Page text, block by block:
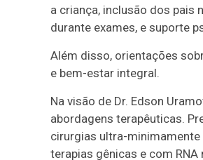
a criança, inclusão dos pais
durante exames, e suporte
Além disso, orientações
e bem-estar integral.
Na visão de Dr. Edson
abordagens terapêuticas.
cirurgias ultra-minimamente
terapias gênicas e com